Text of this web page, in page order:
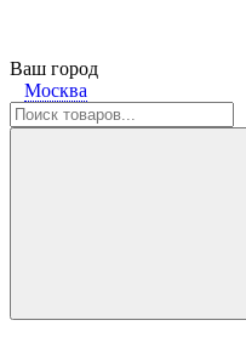
Ваш город
Москва